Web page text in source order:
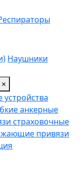
Наушники
×
анкерные
страховочные
привязи